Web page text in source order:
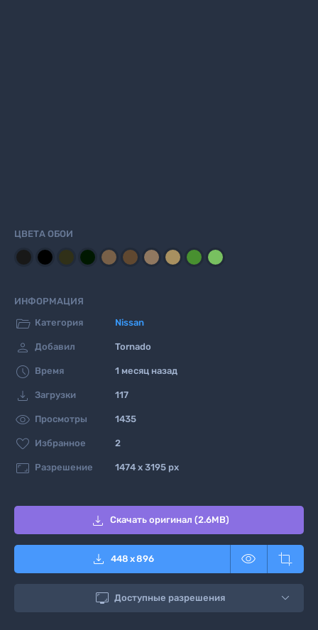
ЦВЕТА ОБОИ
ИНФОРМАЦИЯ
 Категория Nissan
 Добавил Tornado
 Время 1 месяц назад
 Загрузки 117
 Просмотры 1435
 Избранное 2
 Разрешение 1474 x 3195 px
 Скачать оригинал (2.6MB)
 448 x896  
 Доступные разрешения